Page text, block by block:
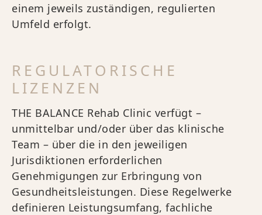
einem jeweils zuständigen, regulierten
Umfeld erfolgt.
REGULATORISCHE
LIZENZEN
THE BALANCE Rehab Clinic verfügt –
unmittelbar und/oder über das klinische
Team – über die in den jeweiligen
Jurisdiktionen erforderlichen
Genehmigungen zur Erbringung von
Gesundheitsleistungen. Diese Regelwerke
definieren Leistungsumfang, fachliche